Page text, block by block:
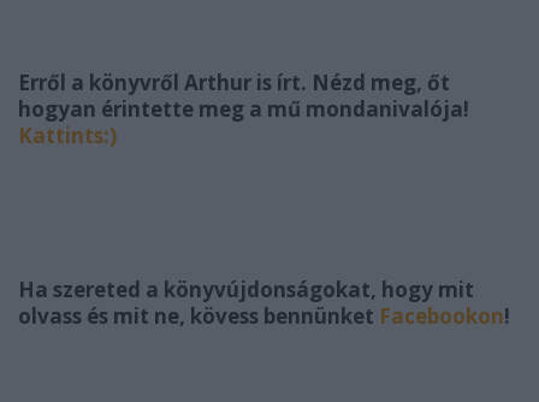
Erről a könyvről Arthur is írt. Nézd meg, őt
hogyan érintette meg a mű mondanivalója!
Kattints:)
Ha szereted a könyvújdonságokat, hogy mit
olvass és mit ne, kövess bennünket Facebookon!